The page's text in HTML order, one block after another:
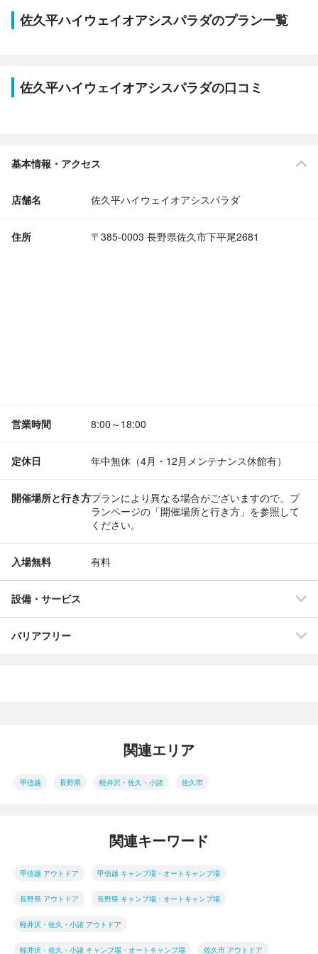
佐久平ハイウェイオアシスパラダのプラン一覧
佐久平ハイウェイオアシスパラダの口コミ
基本情報・アクセス
店舗名 佐久平ハイウェイオアシスパラダ
住所 〒385-0003 長野県佐久市下平尾2681
営業時間 8:00～18:00
定休日 年中無休（4月・12月メンテナンス休館有）
開催場所と行き方プランにより異なる場合がございますので、プ
ランページの「開催場所と行き方」を参照して
ください。
入場無料 有料
設備・サービス
バリアフリー
関連エリア
甲信越 長野県 軽井沢・佐久・小諸 佐久市
関連キーワード
甲信越 アウトドア 甲信越 キャンプ場・オートキャンプ場
長野県 アウトドア 長野県 キャンプ場・オートキャンプ場
軽井沢・佐久・小諸 アウトドア
軽井沢・佐久・小諸 キャンプ場・オートキャンプ場 佐久市 アウトドア